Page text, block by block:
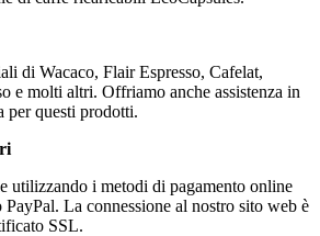
di Wacaco, Flair Espresso, Cafelat,
e molti altri. Offriamo anche assistenza in
per questi prodotti.
utilizzando i metodi di pagamento online
La connessione al nostro sito web è
SSL.